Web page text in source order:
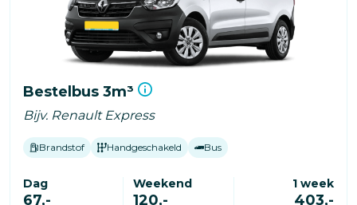
Bestelbus 3m³
Bijv. Renault Express
Brandstof Handgeschakeld Bus
Dag
67,-
Weekend
120,-
1 week
403,-